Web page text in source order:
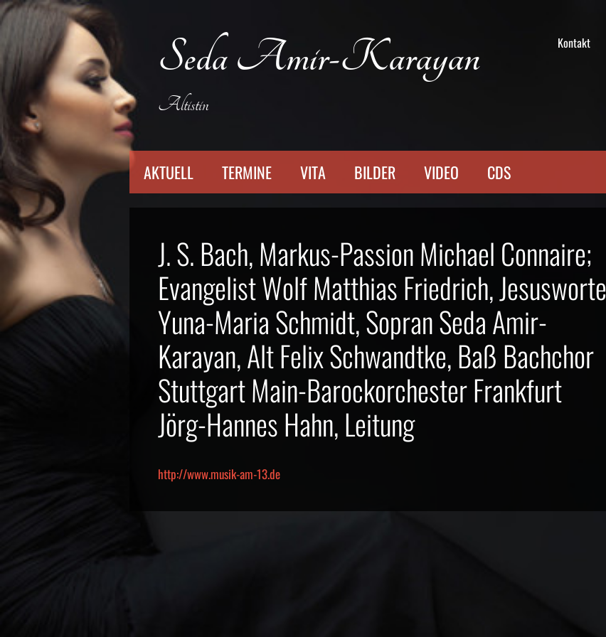
Zum
Inhalt
Kontakt
Seda Amir-Karayan
Altistin
AKTUELL TERMINE VITA BILDER VIDEO CDS
J. S. Bach, Markus-Passion Michael Connaire;
Evangelist Wolf Matthias Friedrich, Jesusworte
Yuna-Maria Schmidt, Sopran Seda Amir-
Karayan, Alt Felix Schwandtke, Baß Bachchor
Stuttgart Main-Barockorchester Frankfurt
Jörg-Hannes Hahn, Leitung
http://www.musik-am-13.de